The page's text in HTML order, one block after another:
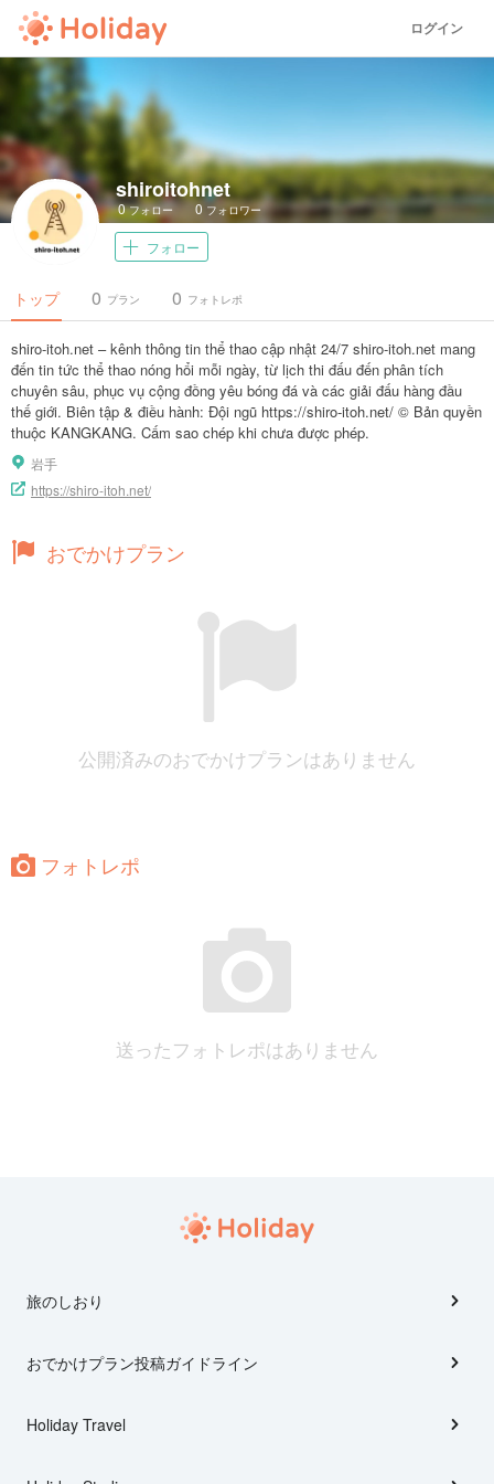
ログイン
shiroitohnet
0フォロー 0 フォロワー
フォロー
トップ プラン
0 フォトレポ
0
shiro-itoh.net – kênh thông tin thể thao cập nhật 24/7 shiro-itoh.net mang
đến tin tức thể thao nóng hổi mỗi ngày, từ lịch thi đấu đến phân tích
chuyên sâu, phục vụ cộng đồng yêu bóng đá và các giải đấu hàng đầu
thế giới. Biên tập & điều hành: Đội ngũ https://shiro-itoh.net/ © Bản quyền
thuộc KANGKANG. Cấm sao chép khi chưa được phép.
岩手
https://shiro-itoh.net/
おでかけプラン
公開済みのおでかけプランはありません
フォトレポ
送ったフォトレポはありません
旅のしおり
おでかけプラン投稿ガイドライン
Holiday Travel